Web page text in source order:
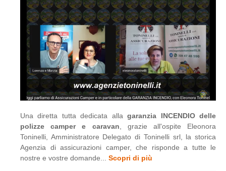
Una diretta tutta dedicata allagaranzia INCENDIO delle
polizze camper e caravan, grazie all'ospite Eleonora
Toninelli, Amministratore Delegato di Toninelli srl, la storica
Agenzia di assicurazioni camper, che risponde a tutte le
nostre e vostre domande... Scopri di più